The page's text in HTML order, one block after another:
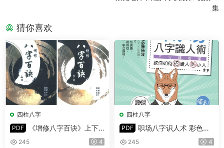
集
猜你喜欢
四柱八字
PDF
《增修八字百诀》上下
册 PDF 共532页
245 4
四柱八字
PDF 职场八字识人术 彩色版
PDF 302页
245 4